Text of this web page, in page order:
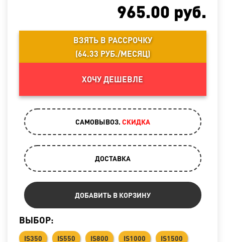
965.00 руб.
ВЗЯТЬ В РАССРОЧКУ
(64.33 РУБ./МЕСЯЦ)
ХОЧУ ДЕШЕВЛЕ
САМОВЫВОЗ. CКИДКА
ДОСТАВКА
ДОБАВИТЬ В КОРЗИНУ
ВЫБОР:
IS350 IS550 IS800 IS1000 IS1500